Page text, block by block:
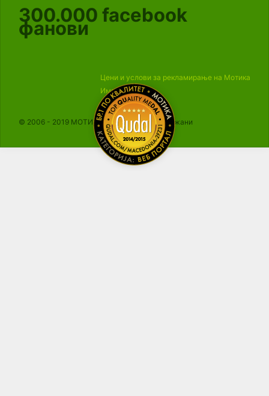
300.000 facebook
фанови
Цени и услови за рекламирање на Мотика
Импресум
© 2006 - 2019 МОТИКА, Сите права се задржани